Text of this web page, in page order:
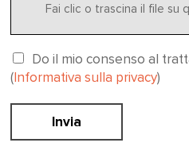
Fai clic o trascina il file su
Do il mio consenso al
( Informativa sulla privacy)
Invia